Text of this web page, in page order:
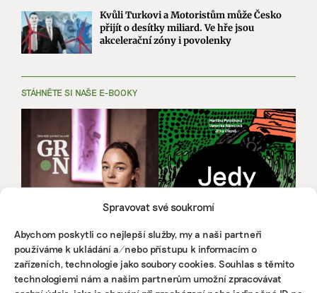
Spravovat své soukromí
Abychom poskytli co nejlepší služby, my a naši partneři
používáme k ukládání a/nebo přístupu k informacím o
zařízeních, technologie jako soubory cookies. Souhlas s těmito
technologiemi nám a našim partnerům umožní zpracovávat
Kvůli Turkovi a Motoristům může Česko
přijít o desítky miliard. Ve hře jsou
akcelerační zóny i povolenky
STÁHNĚTE SI NAŠE E-BOOKY